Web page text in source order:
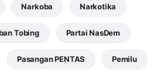
Narkoba Narkotika
Tobing Partai NasDem
Pasangan PENTAS Pemilu